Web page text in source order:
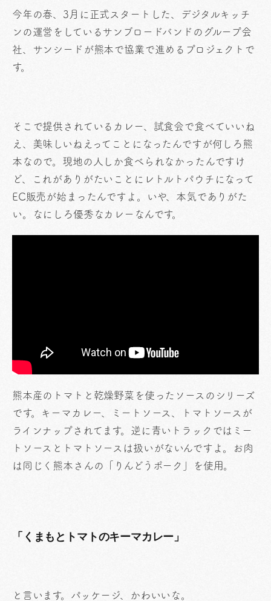
今年の春、3月に正式スタートした、デジタルキッチ
ンの運営をしているサンブロードバンドのグループ会
社、サンシードが熊本で協業で進めるプロジェクトで
す。
そこで提供されているカレー、試食会で食べていいね
え、美味しいねえってことになったんですが何しろ熊
本なので。現地の人しか食べられなかったんですけ
ど、これがありがたいことにレトルトパウチになって
EC販売が始まったんですよ。いや、本気でありがた
い。なにしろ優秀なカレーなんです。
熊本産のトマトと乾燥野菜を使ったソースのシリーズ
です。キーマカレー、ミートソース、トマトソースが
ラインナップされてます。逆に青いトラックではミー
トソースとトマトソースは扱いがないんですよ。お肉
は同じく熊本さんの「りんどうポーク」を使用。
「くまもとトマトのキーマカレー」
と言います。パッケージ、かわいいな。